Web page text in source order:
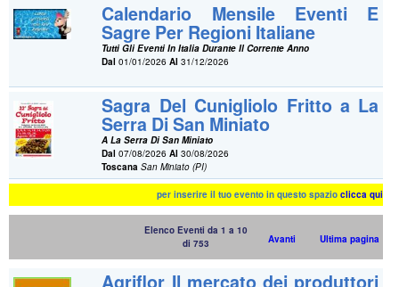
Calendario Mensile Eventi E
Sagre Per Regioni Italiane
Tutti Gli Eventi In Italia Durante Il Corrente Anno
Dal 01/01/2026Al 31/12/2026
Sagra Del Cunigliolo Fritto a La
Serra Di San Miniato
A La Serra Di San Miniato
Dal 07/08/2026Al 30/08/2026
Toscana San Miniato (PI)
per inserire il tuo evento in questo spazioclicca qui
Elenco Eventi da 1 a 10
di 753
Avanti Ultima pagina
Agriflor Il mercato dei produttori